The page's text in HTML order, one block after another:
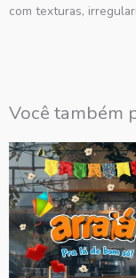
com texturas,
Você também